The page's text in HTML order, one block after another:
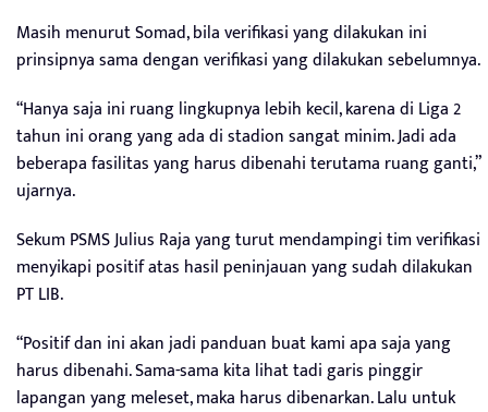
Masih menurut Somad, bila verifikasi yang dilakukan ini
prinsipnya sama dengan verifikasi yang dilakukan sebelumnya.
“Hanya saja ini ruang lingkupnya lebih kecil, karena di Liga 2
tahun ini orang yang ada di stadion sangat minim. Jadi ada
beberapa fasilitas yang harus dibenahi terutama ruang ganti,”
ujarnya.
Sekum PSMS Julius Raja yang turut mendampingi tim verifikasi
menyikapi positif atas hasil peninjauan yang sudah dilakukan
PT LIB.
“Positif dan ini akan jadi panduan buat kami apa saja yang
harus dibenahi. Sama-sama kita lihat tadi garis pinggir
lapangan yang meleset, maka harus dibenarkan. Lalu untuk